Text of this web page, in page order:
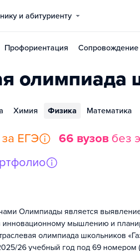
и абитуриенту
Профориентация Сопровождение
олимпиада
Химия Физика Математика
ЕГЭ 66 вузов без
Олимпиады является
инновационному мышлению и
олимпиада школьников
26 учебный год под 69 номером